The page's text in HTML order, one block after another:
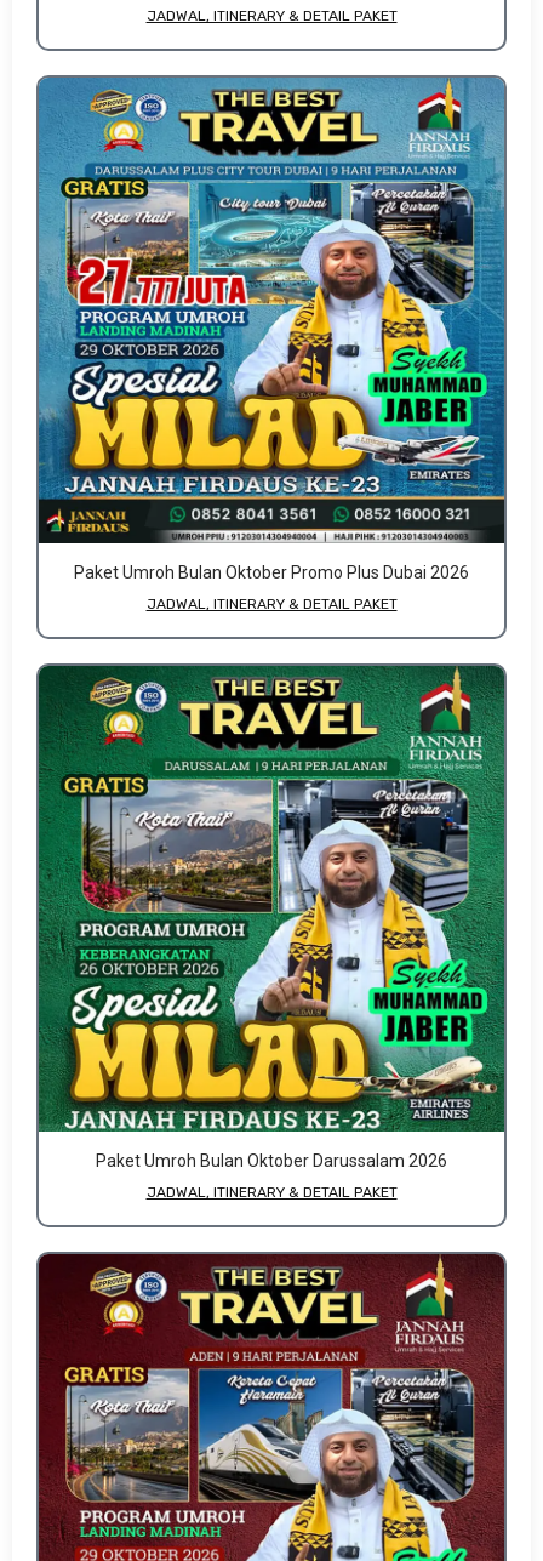
JADWAL, ITINERARY & DETAIL PAKET
Paket Umroh Bulan Oktober Promo Plus Dubai 2026
JADWAL, ITINERARY & DETAIL PAKET
Paket Umroh Bulan Oktober Darussalam 2026
JADWAL, ITINERARY & DETAIL PAKET